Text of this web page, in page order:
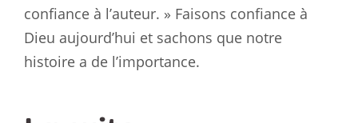
confiance à l’auteur. » Faisons confiance à
Dieu aujourd’hui et sachons que notre
histoire a de l’importance.